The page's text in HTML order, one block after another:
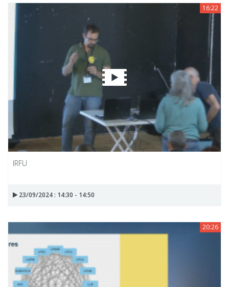
16:22
IRFU
23/09/2024 : 14:30 - 14:50
20:26